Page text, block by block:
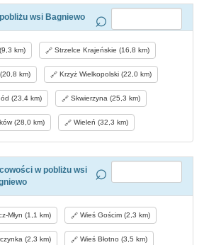
wsi Bagniewo
km) Strzelce Krajeńskie (16,8 km)
km) Krzyż Wielkopolski (22,0 km)
(23,4 km) Skwierzyna (25,3 km)
(28,0 km) Wieleń (32,3 km)
w pobliżu wsi
Młyn (1,1 km) Wieś Gościm (2,3 km)
(2,3 km) Wieś Błotno (3,5 km)